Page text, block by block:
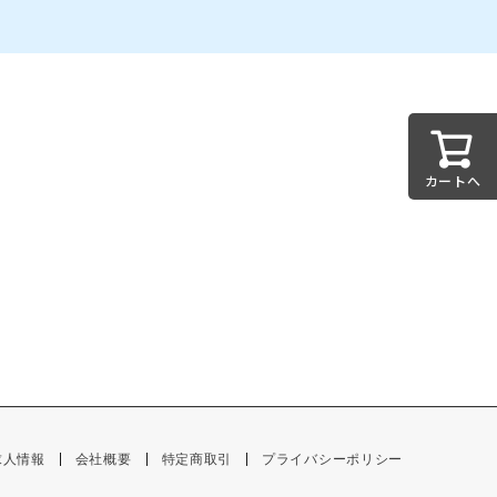
カートへ
人情報 会社概要 特定商取引 プライバシーポリシー